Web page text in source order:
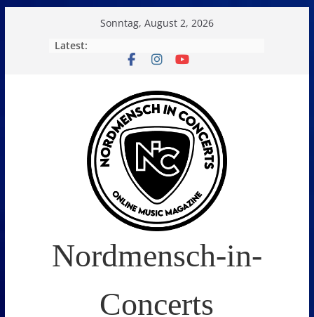
Sonntag, August 2, 2026
Latest:
Nordmensch-in-
Concerts